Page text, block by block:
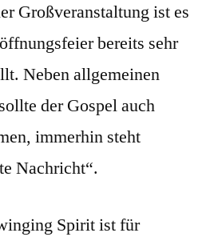
Großveranstaltung ist es
bereits sehr
Neben allgemeinen
der Gospel auch
immerhin steht
Nachricht“.
Spirit ist für